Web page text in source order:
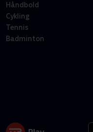
Håndbold
Cykling
Tennis
Badminton